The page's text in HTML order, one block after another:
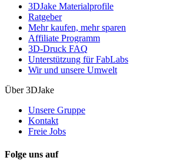
3DJake Materialprofile
Ratgeber
Mehr kaufen, mehr sparen
Affiliate Programm
3D-Druck FAQ
Unterstützung für FabLabs
Wir und unsere Umwelt
Über 3DJake
Unsere Gruppe
Kontakt
Freie Jobs
Folge uns auf